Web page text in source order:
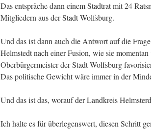
Das entspräche dann einem Stadtrat mit 24
Mitgliedern aus der Stadt Wolfsburg.
Und das ist dann auch die Antwort auf die
Helmstedt nach einer Fusion, wie sie
Oberbürgermeister der Stadt Wolfsburg
Das politische Gewicht wäre immer in der
Und das ist das, worauf der Landkreis
Ich halte es für überlegenswert, diesen Schritt